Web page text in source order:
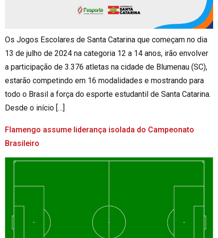
Os Jogos Escolares de Santa Catarina que começam no dia
13 de julho de 2024 na categoria 12 a 14 anos, irão envolver
a participação de 3.376 atletas na cidade de Blumenau (SC),
estarão competindo em 16 modalidades e mostrando para
todo o Brasil a força do esporte estudantil de Santa Catarina.
Desde o início […]
Flamengo assume liderança isolada do Campeonato
Brasileiro